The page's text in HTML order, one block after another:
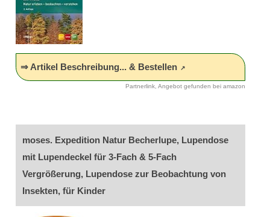
⇒ Artikel Beschreibung... & Bestellen
Partnerlink, Angebot gefunden bei amazon
moses. Expedition Natur Becherlupe, Lupendose
mit Lupendeckel für 3-Fach & 5-Fach
Vergrößerung, Lupendose zur Beobachtung von
Insekten, für Kinder